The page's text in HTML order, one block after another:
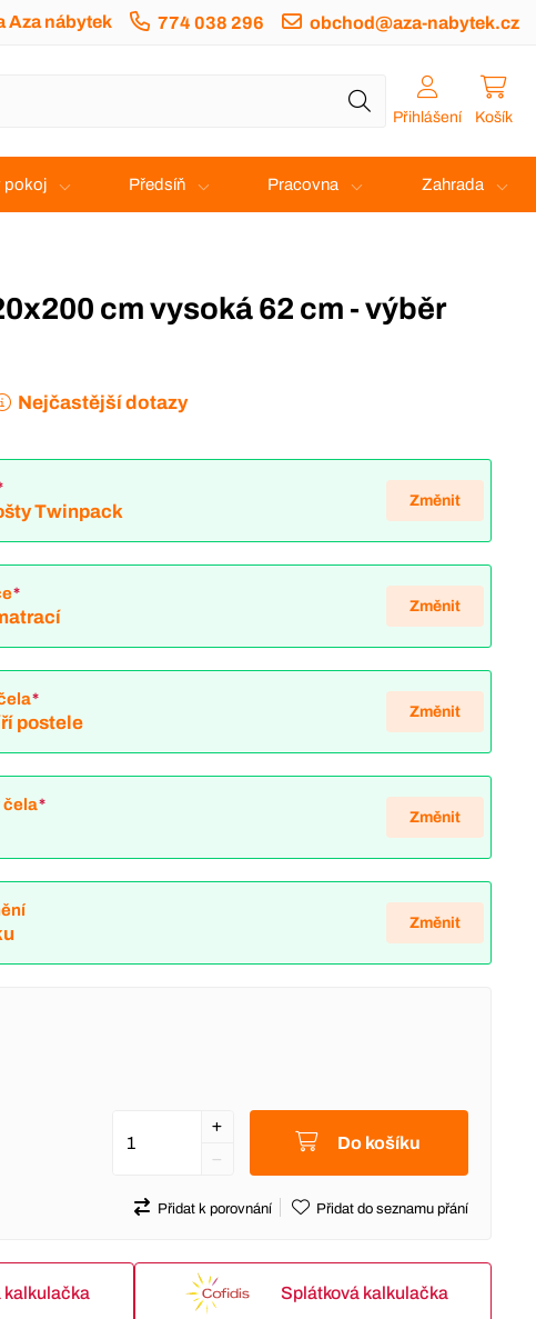
Aza nábytek 774 038 296 obchod@aza-nabytek.cz
Přihlášení Košík
pokoj Předsíň Pracovna Zahrada
Nejčastější dotazy
Twinpack
Změnit
*
Změnit
*
postele
Změnit
čela*
Změnit
Změnit
Do košíku
Přidat k porovnání Přidat do seznamu přání
kalkulačka Splátková kalkulačka